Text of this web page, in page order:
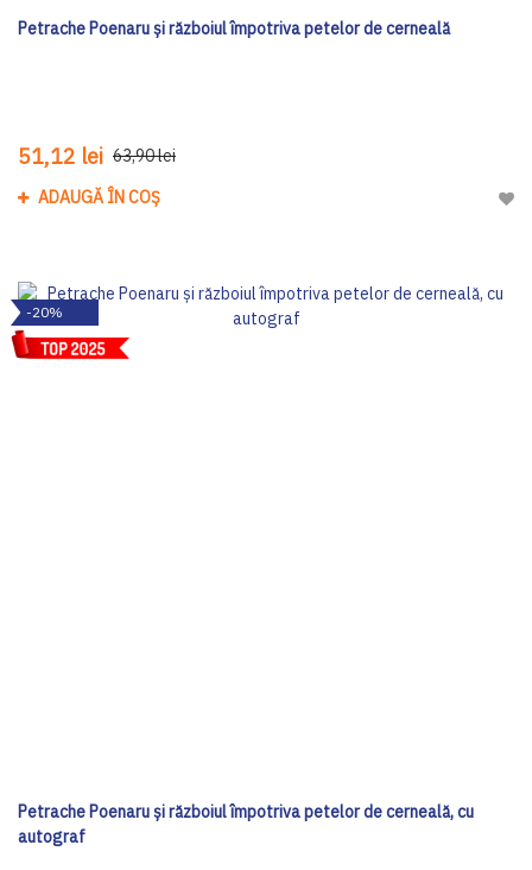
Petrache Poenaru și războiul împotriva petelor de cerneală
51,12 lei 63,90 lei
ADAUGĂ ÎN COȘ
-20%
Petrache Poenaru și războiul împotriva petelor de cerneală, cu
autograf